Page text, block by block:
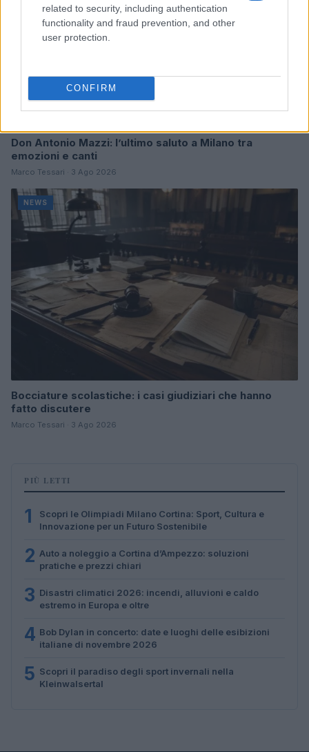
related to security, including authentication
functionality and fraud prevention, and other
user protection.
CONFIRM
Don Antonio Mazzi: l’ultimo saluto a Milano tra
emozioni e canti
Marco Tessari · 3 Ago 2026
NEWS
Bocciature scolastiche: i casi giudiziari che hanno
fatto discutere
Marco Tessari · 3 Ago 2026
PIÙ LETTI
1
Scopri le Olimpiadi Milano Cortina: Sport, Cultura e
Innovazione per un Futuro Sostenibile
2 Auto a noleggio a Cortina d’Ampezzo: soluzioni
pratiche e prezzi chiari
3 Disastri climatici 2026: incendi, alluvioni e caldo
estremo in Europa e oltre
4 Bob Dylan in concerto: date e luoghi delle esibizioni
italiane di novembre 2026
5 Scopri il paradiso degli sport invernali nella
Kleinwalsertal